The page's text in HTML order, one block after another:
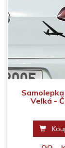
Velká -